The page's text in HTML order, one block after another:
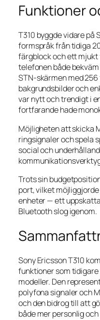
Funktioner
T310 byggde vidare på
formspråk från tidiga
färgblock och ett
telefonen både
STN-skärmen med
bakgrundsbilder och
var nytt och trendigt i
fortfarande hade
Möjligheten att skicka
ringsignaler och spela
social och
Trots sin
port, vilket
enheter — ett
Bluetooth slog igenom.
Sony Ericsson T310
funktioner som
modeller. Den
polyfona signaler och
och den bidrog till att
både mer personlig